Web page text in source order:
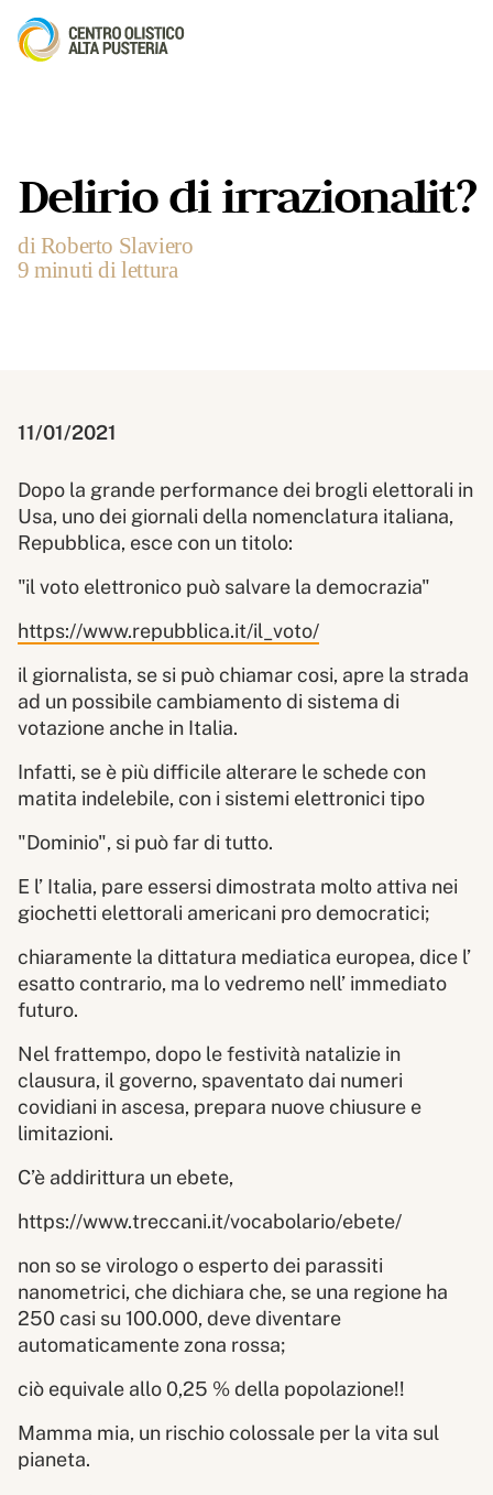
Delirio di irrazionalit?
di Roberto Slaviero
9 minuti di lettura
11/01/2021
Dopo la grande performance dei brogli elettorali in
Usa, uno dei giornali della nomenclatura italiana,
Repubblica, esce con un titolo:
"il voto elettronico può salvare la democrazia"
https://www.repubblica.it/il_voto/
il giornalista, se si può chiamar cosi, apre la strada
ad un possibile cambiamento di sistema di
votazione anche in Italia.
Infatti, se è più difficile alterare le schede con
matita indelebile, con i sistemi elettronici tipo
"Dominio", si può far di tutto.
E l’ Italia, pare essersi dimostrata molto attiva nei
giochetti elettorali americani pro democratici;
chiaramente la dittatura mediatica europea, dice l’
esatto contrario, ma lo vedremo nell’ immediato
futuro.
Nel frattempo, dopo le festività natalizie in
clausura, il governo, spaventato dai numeri
covidiani in ascesa, prepara nuove chiusure e
limitazioni.
C’è addirittura un ebete,
https://www.treccani.it/vocabolario/ebete/
non so se virologo o esperto dei parassiti
nanometrici, che dichiara che, se una regione ha
250 casi su 100.000, deve diventare
automaticamente zona rossa;
ciò equivale allo 0,25 % della popolazione!!
Mamma mia, un rischio colossale per la vita sul
pianeta.